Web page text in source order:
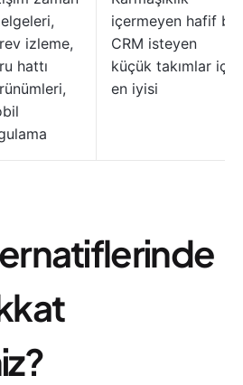
izleme,
hattı
içermeyen hafif bir
CRM isteyen
küçük takımlar için
en iyisi